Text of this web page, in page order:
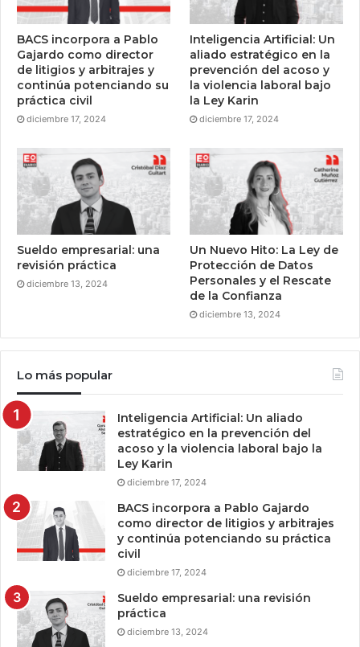
BACS incorpora a Pablo
Gajardo como director
de litigios y arbitrajes y
continúa potenciando su
práctica civil
diciembre 17, 2024
Inteligencia Artificial: Un
aliado estratégico en la
prevención del acoso y
la violencia laboral bajo
la Ley Karin
diciembre 17, 2024
Sueldo empresarial: una
revisión práctica
diciembre 13, 2024
Un Nuevo Hito: La Ley de
Protección de Datos
Personales y el Rescate
de la Confianza
diciembre 13, 2024
Lo más popular
Inteligencia Artificial: Un aliado
estratégico en la prevención del
acoso y la violencia laboral bajo la
Ley Karin
diciembre 17, 2024
BACS incorpora a Pablo Gajardo
como director de litigios y arbitrajes
y continúa potenciando su práctica
civil
diciembre 17, 2024
Sueldo empresarial: una revisión
práctica
diciembre 13, 2024